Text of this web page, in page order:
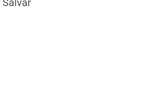
Salvar